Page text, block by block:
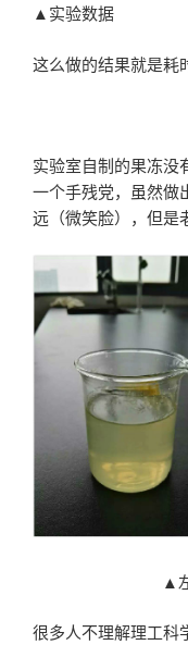
▲实验数据
这么做的结果就是耗
实验室自制的果冻没
一个手残党，虽然做
远（微笑脸），但是
▲
很多人不理解理工科